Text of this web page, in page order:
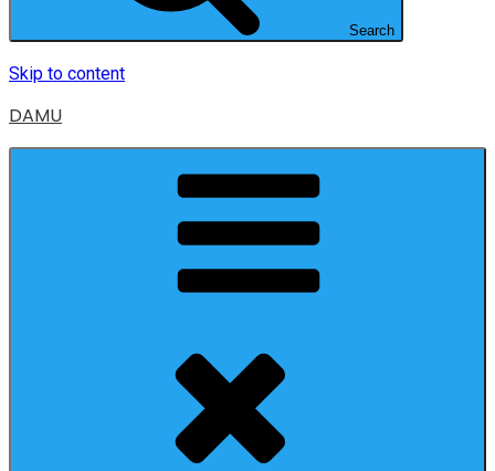
Search
Skip to content
DAMU